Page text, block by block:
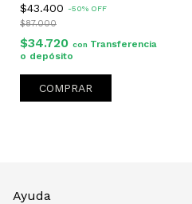
$43.400 -50% OFF
$87.000
$34.720 con Transferencia
o depósito
Ayuda